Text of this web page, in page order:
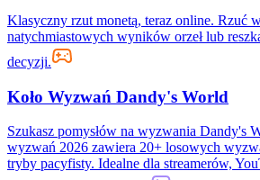
Klasyczny rzut monetą, teraz online. Rzuć
natychmiastowych wyników orzeł lub
decyzji.
Koło Wyzwań Dandy's World
Szukasz pomysłów na wyzwania Dandy's
wyzwań 2026 zawiera 20+ losowych
tryby pacyfisty. Idealne dla streamerów,